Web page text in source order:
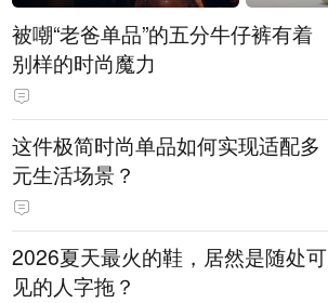
被嘲“老爸单品”的五分牛仔裤有着
别样的时尚魔力
这件极简时尚单品如何实现适配多
元生活场景？
2026夏天最火的鞋，居然是随处可
见的人字拖？